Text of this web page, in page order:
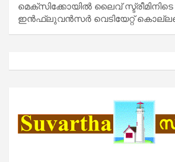
മെക്സിക്കോയിൽ ലൈവ്
ഇൻഫ്ലുവൻസർ വെടിയേറ്റ്